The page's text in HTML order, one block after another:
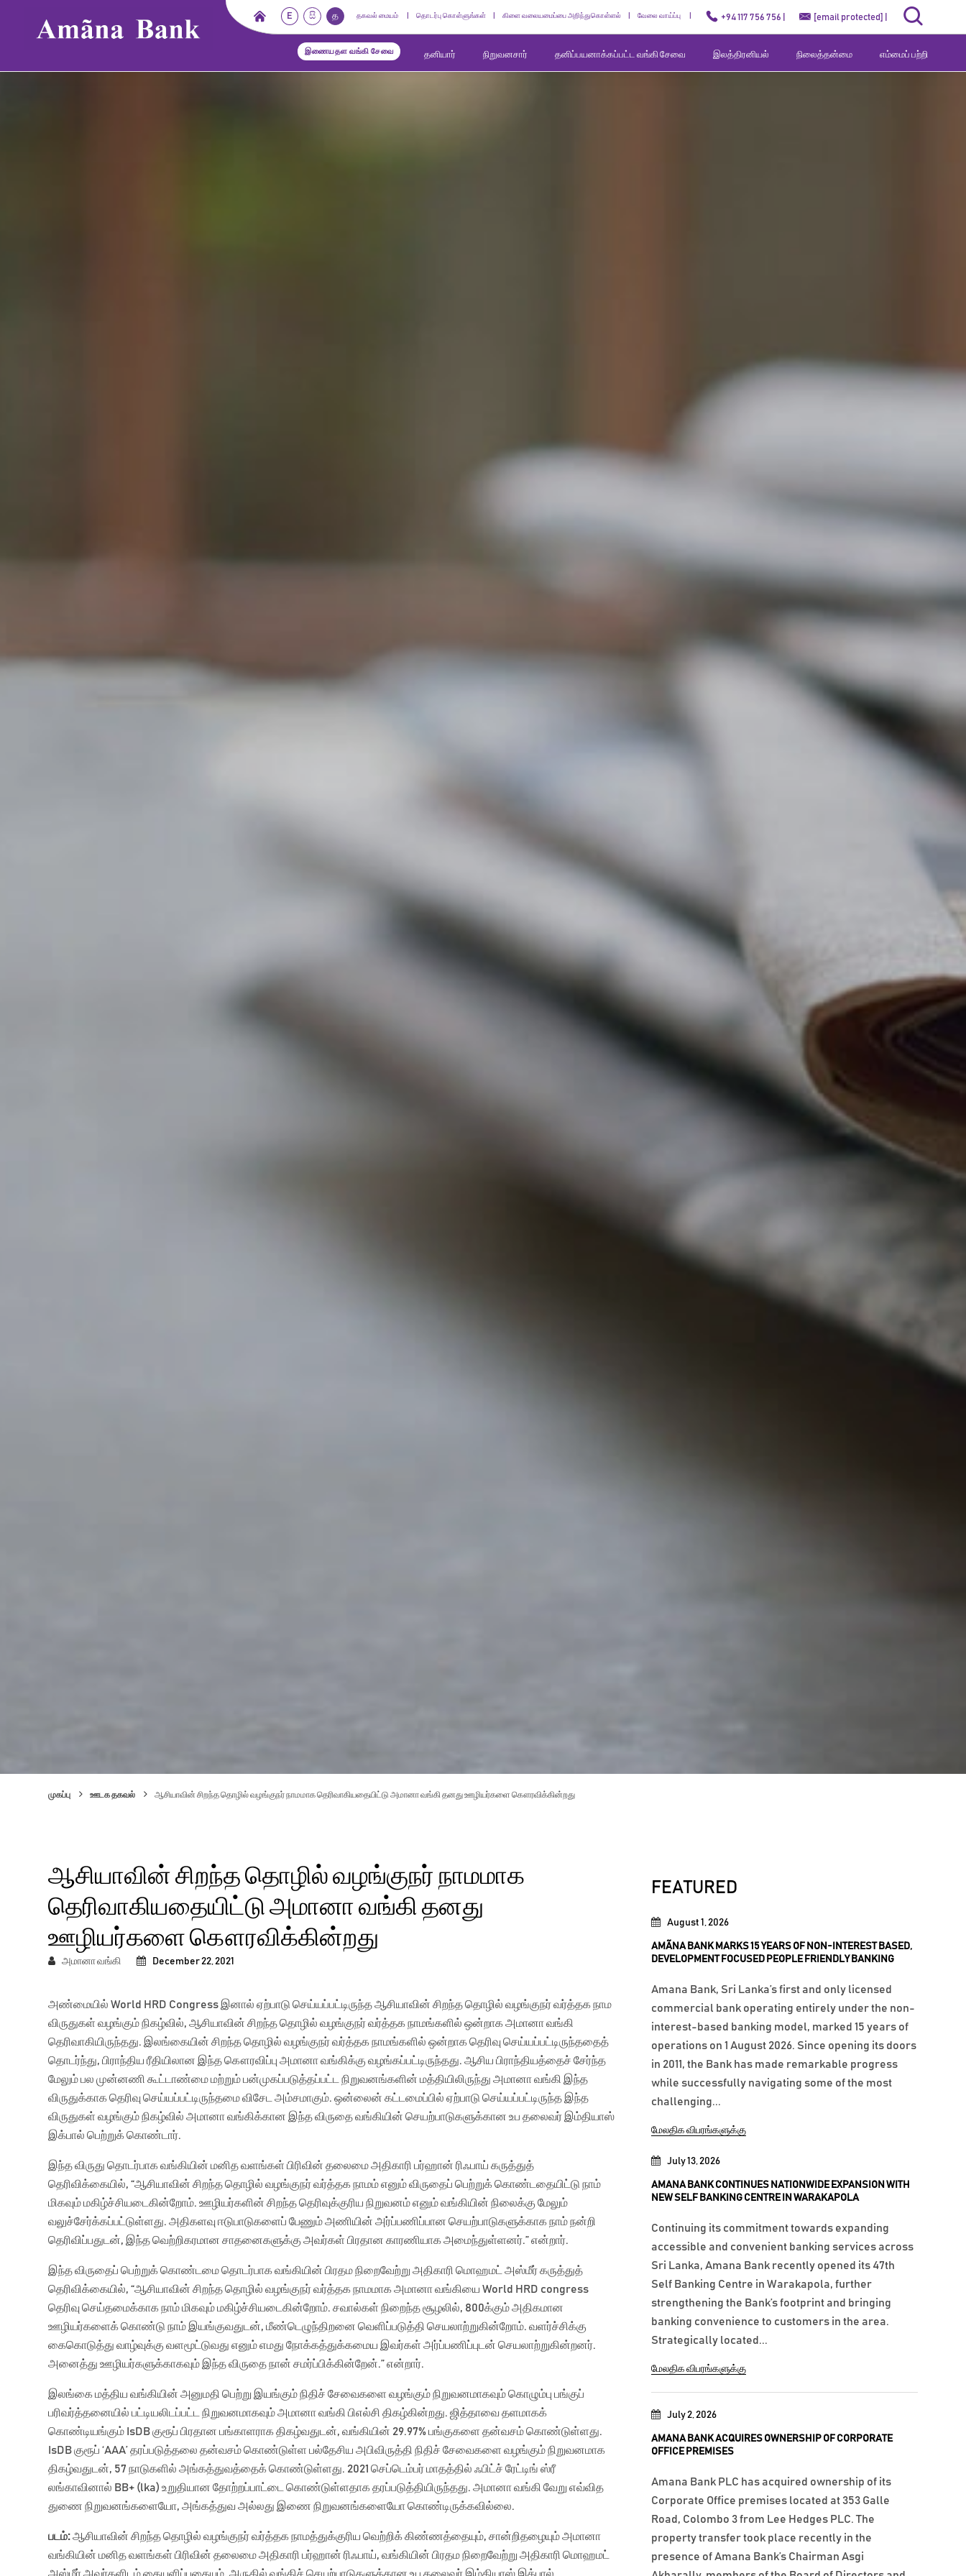
E සි த தகவல் மையம் தொடர்பு கொள்ளுங்கள் கிளை வலையமைப்பை அறிந்துகொள்ளல் வேலை வாய்ப்பு +94 117 756 756 | [email protected]
இணையதள வங்கி சேவை தனியார் நிறுவனசார் தனிப்பயனாக்கப்பட்ட வங்கி சேவை இலத்திரனியல் நிலைத்தன்மை எம்மைப் பற்றி
முகப்பு ஊடக தகவல் ஆசியாவின் சிறந்த தொழில் வழங்குநர் நாமமாக தெரிவாகியதையிட்டு அமானா வங்கி தனது ஊழியர்களை கௌரவிக்கின்றது
ஆசியாவின் சிறந்த தொழில் வழங்குநர் நாமமாக
தெரிவாகியதையிட்டு அமானா வங்கி தனது
ஊழியர்களை கௌரவிக்கின்றது
அமானா வங்கி December 22, 2021
அண்மையில் World HRD Congress இனால் ஏற்பாடு செய்யப்பட்டிருந்த ஆசியாவின் சிறந்த தொழில் வழங்குநர் வர்த்தக நாம
விருதுகள் வழங்கும் நிகழ்வில், ஆசியாவின் சிறந்த தொழில் வழங்குநர் வர்த்தக நாமங்களில் ஒன்றாக அமானா வங்கி
தெரிவாகியிருந்தது. இலங்கையின் சிறந்த தொழில் வழங்குநர் வர்த்தக நாமங்களில் ஒன்றாக தெரிவு செய்யப்பட்டிருந்ததைத்
தொடர்ந்து, பிராந்திய ரீதியிலான இந்த கௌரவிப்பு அமானா வங்கிக்கு வழங்கப்பட்டிருந்தது. ஆசிய பிராந்தியத்தைச் சேர்ந்த
மேலும் பல முன்னணி கூட்டாண்மை மற்றும் பன்முகப்படுத்தப்பட்ட நிறுவனங்களின் மத்தியிலிருந்து அமானா வங்கி இந்த
விருதுக்காக தெரிவு செய்யப்பட்டிருந்தமை விசேட அம்சமாகும். ஒன்லைன் கட்டமைப்பில் ஏற்பாடு செய்யப்பட்டிருந்த இந்த
விருதுகள் வழங்கும் நிகழ்வில் அமானா வங்கிக்கான இந்த விருதை வங்கியின் செயற்பாடுகளுக்கான உப தலைவர் இம்தியாஸ்
இக்பால் பெற்றுக் கொண்டார்.
இந்த விருது தொடர்பாக வங்கியின் மனித வளங்கள் பிரிவின் தலைமை அதிகாரி பர்ஹான் ரிஃபாய் கருத்துத்
தெரிவிக்கையில், “ஆசியாவின் சிறந்த தொழில் வழங்குநர் வர்த்தக நாமம் எனும் விருதைப் பெற்றுக் கொண்டதையிட்டு நாம்
மிகவும் மகிழ்ச்சியடைகின்றோம். ஊழியர்களின் சிறந்த தெரிவுக்குரிய நிறுவனம் எனும் வங்கியின் நிலைக்கு மேலும்
வலுச்சேர்க்கப்பட்டுள்ளது. அதிகளவு ஈடுபாடுகளைப் பேணும் அணியின் அர்ப்பணிப்பான செயற்பாடுகளுக்காக நாம் நன்றி
தெரிவிப்பதுடன், இந்த வெற்றிகரமான சாதனைகளுக்கு அவர்கள் பிரதான காரணியாக அமைந்துள்ளனர்.” என்றார்.
இந்த விருதைப் பெற்றுக் கொண்டமை தொடர்பாக வங்கியின் பிரதம நிறைவேற்று அதிகாரி மொஹமட் அஸ்மீர் கருத்துத்
தெரிவிக்கையில், “ஆசியாவின் சிறந்த தொழில் வழங்குநர் வர்த்தக நாமமாக அமானா வங்கியை World HRD congress
தெரிவு செய்தமைக்காக நாம் மிகவும் மகிழ்ச்சியடைகின்றோம். சவால்கள் நிறைந்த சூழலில், 800க்கும் அதிகமான
ஊழியர்களைக் கொண்டு நாம் இயங்குவதுடன், மீண்டெழுந்திறனை வெளிப்படுத்தி செயலாற்றுகின்றோம். வளர்ச்சிக்கு
கைகொடுத்து வாழ்வுக்கு வளமூட்டுவது எனும் எமது நோக்கத்துக்கமைய இவர்கள் அர்ப்பணிப்புடன் செயலாற்றுகின்றனர்.
அனைத்து ஊழியர்களுக்காகவும் இந்த விருதை நான் சமர்ப்பிக்கின்றேன்.” என்றார்.
இலங்கை மத்திய வங்கியின் அனுமதி பெற்று இயங்கும் நிதிச் சேவைகளை வழங்கும் நிறுவனமாகவும் கொழும்பு பங்குப்
பரிவர்த்தனையில் பட்டியலிடப்பட்ட நிறுவனமாகவும் அமானா வங்கி பிஎல்சி திகழ்கின்றது. ஜித்தாவை தளமாகக்
கொண்டியங்கும் IsDB குரூப் பிரதான பங்காளராக திகழ்வதுடன், வங்கியின் 29.97% பங்குகளை தன்வசம் கொண்டுள்ளது.
IsDB குரூப் ‘AAA’ தரப்படுத்தலை தன்வசம் கொண்டுள்ள பல்தேசிய அபிவிருத்தி நிதிச் சேவைகளை வழங்கும் நிறுவனமாக
திகழ்வதுடன், 57 நாடுகளில் அங்கத்துவத்தைக் கொண்டுள்ளது. 2021 செப்டெம்பர் மாதத்தில் ஃபிட்ச் ரேட்டிங் ஸ்ரீ
லங்காவினால் BB+ (lka) உறுதியான தோற்றப்பாட்டை கொண்டுள்ளதாக தரப்படுத்தியிருந்தது. அமானா வங்கி வேறு எவ்வித
துணை நிறுவனங்களையோ, அங்கத்துவ அல்லது இணை நிறுவனங்களையோ கொண்டிருக்கவில்லை.
படம்: ஆசியாவின் சிறந்த தொழில் வழங்குநர் வர்த்தக நாமத்துக்குரிய வெற்றிக் கிண்ணத்தையும், சான்றிதழையும் அமானா
வங்கியின் மனித வளங்கள் பிரிவின் தலைமை அதிகாரி பர்ஹான் ரிஃபாய், வங்கியின் பிரதம நிறைவேற்று அதிகாரி மொஹமட்
அஸ்மீர் அவர்களிடம் கையளிப்பதையும், அருகில் வங்கிச் செயற்பாடுகளுக்கான உப தலைவர் இம்தியாஸ் இக்பால்
FEATURED
July 2, 2026
AMANA BANK ACQUIRES OWNERSHIP OF CORPORATE
OFFICE PREMISES
Amana Bank PLC has acquired ownership of its
Corporate Office premises located at 353 Galle
Road, Colombo 3 from Lee Hedges PLC. The
property transfer took place recently in the
presence of Amana Bank’s Chairman Asgi
July 13, 2026
AMANA BANK CONTINUES NATIONWIDE EXPANSION WITH
NEW SELF BANKING CENTRE IN WARAKAPOLA
Continuing its commitment towards expanding
accessible and convenient banking services across
Sri Lanka, Amana Bank recently opened its 47th
Self Banking Centre in Warakapola, further
strengthening the Bank’s footprint and bringing
banking convenience to customers in the area.
Strategically located...
மேலதிக விபரங்களுக்கு
August 1, 2026
AMÃNA BANK MARKS 15 YEARS OF NON-INTEREST BASED,
DEVELOPMENT FOCUSED PEOPLE FRIENDLY BANKING
Amana Bank, Sri Lanka’s first and only licensed
commercial bank operating entirely under the non-
interest-based banking model, marked 15 years of
operations on 1 August 2026. Since opening its doors
in 2011, the Bank has made remarkable progress
while successfully navigating some of the most
challenging...
மேலதிக விபரங்களுக்கு